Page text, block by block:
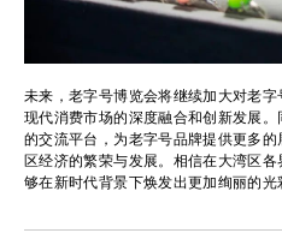
未来，老字号博览会将继续加大对老
现代消费市场的深度融合和创新发展
的交流平台，为老字号品牌提供更多
区经济的繁荣与发展。相信在大湾区
够在新时代背景下焕发出更加绚丽的光